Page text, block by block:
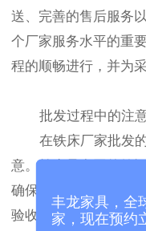
送、完善的售后服务
个厂家服务水平的重
程的顺畅进行，并为
批发过程中的注
在铁床厂家批发
意。首先是合同的签
确保所有细节和双方
验收，收到货物后应
丰龙家具，全
家，现在预约